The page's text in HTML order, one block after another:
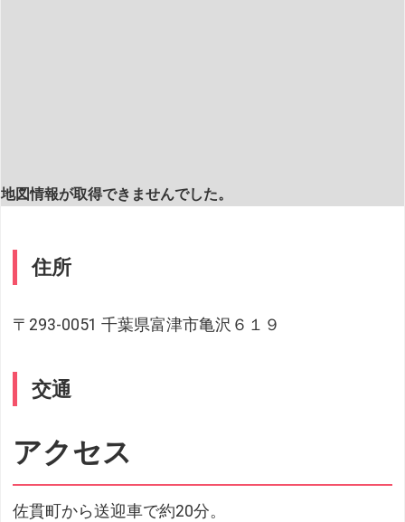
地図情報が取得できませんでした。
住所
〒293-0051 千葉県富津市亀沢６１９
交通
アクセス
佐貫町から送迎車で約20分。